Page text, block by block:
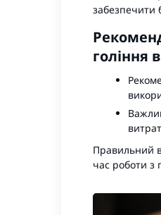
забезпечити
гоління
Правильний
час роботи з